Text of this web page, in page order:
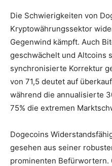
Die Schwierigkeiten von
Kryptowährungssektor
Gegenwind kämpft. Auch
geschwächelt und Altcoins
synchronisierte Korrektur
von 71,5 deutet auf
während die annualisierte
75% die extremen
Dogecoins
gesehen aus seiner
prominenten